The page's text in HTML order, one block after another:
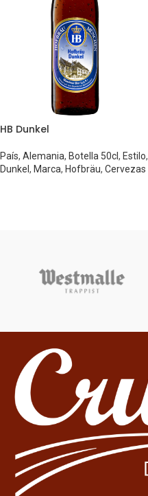
HB Dunkel
País, Alemania, Botella 50cl, Estilo,
Dunkel , Marca, Hofbräu, Cervezas